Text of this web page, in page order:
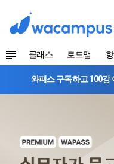
클래스 로드맵
와패스 구독하고 100강